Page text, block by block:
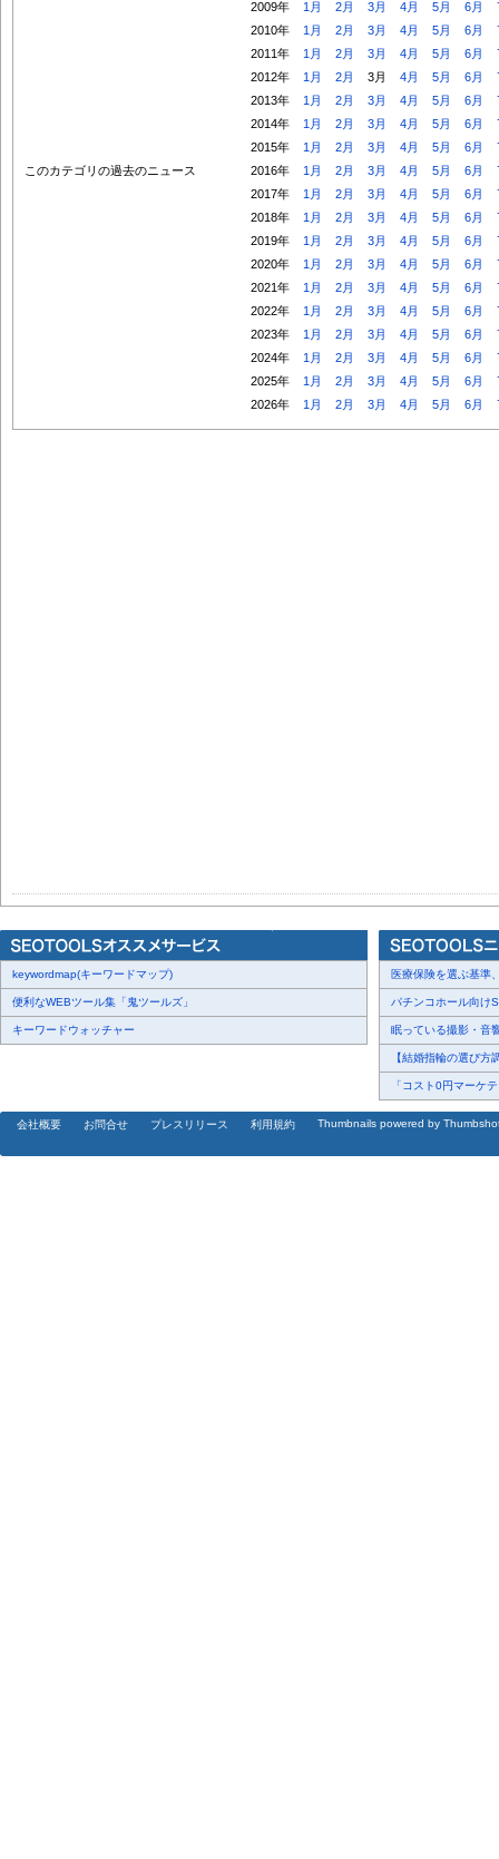
このカテゴリの過去のニュース
2009年 1月 2月 3月 4月 5月 6月
2010年
1月 2月 3月 4月 5月 6月
2011年
1月 2月 3月 4月 5月 6月
2012年
1月 2月 3月 4月 5月 6月
2013年
1月 2月 3月 4月 5月 6月
2014年
1月 2月 3月 4月 5月 6月
2015年
1月 2月 3月 4月 5月 6月
2016年
1月 2月 3月 4月 5月 6月
2017年
1月 2月 3月 4月 5月 6月
2018年
1月 2月 3月 4月 5月 6月
2019年
1月 2月 3月 4月 5月 6月
2020年
1月 2月 3月 4月 5月 6月
2021年
1月 2月 3月 4月 5月 6月
2022年
1月 2月 3月 4月 5月 6月
2023年
1月 2月 3月 4月 5月 6月
2024年
1月 2月 3月 4月 5月 6月
2025年
1月 2月 3月 4月 5月 6月
2026年
1月 2月 3月 4月 5月 6月
keywordmap(キーワードマップ)
便利なWEBツール集「鬼ツールズ」
キーワードウォッチャー
医療保険を選ぶ基準
パチンコホール向け
眠っている撮影・音
【結婚指輪の選び方
「コスト0円マーケ
会社概要 お問合せ プレスリリース 利用規約 Thumbnails powered by